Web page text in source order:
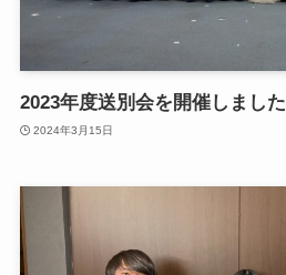
2023年度送別会を開催しました
2024年3月15日